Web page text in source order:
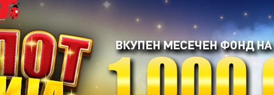
Twitter Instagram Youtube